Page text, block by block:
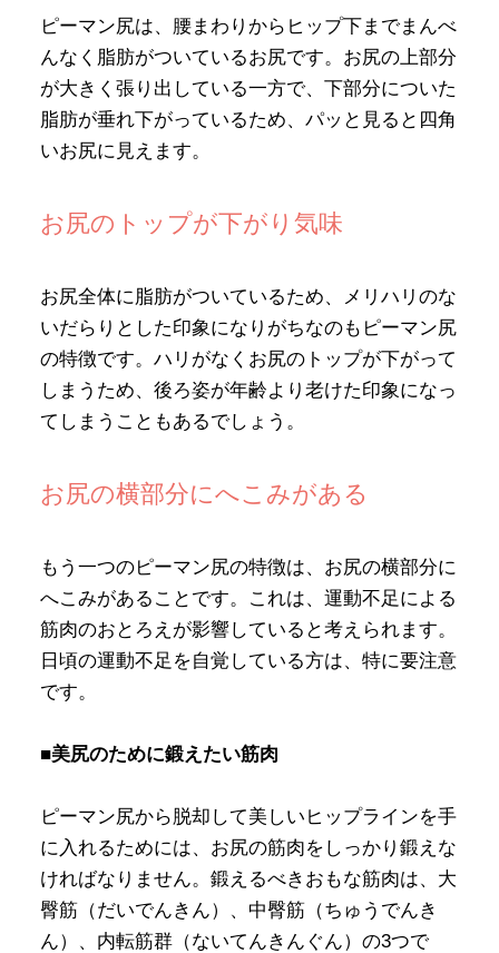
ピーマン尻は、腰まわりからヒップ下までまんべ
んなく脂肪がついているお尻です。お尻の上部分
が大きく張り出している一方で、下部分についた
脂肪が垂れ下がっているため、パッと見ると四角
いお尻に見えます。
お尻のトップが下がり気味
お尻全体に脂肪がついているため、メリハリのな
いだらりとした印象になりがちなのもピーマン尻
の特徴です。ハリがなくお尻のトップが下がって
しまうため、後ろ姿が年齢より老けた印象になっ
てしまうこともあるでしょう。
お尻の横部分にへこみがある
もう一つのピーマン尻の特徴は、お尻の横部分に
へこみがあることです。これは、運動不足による
筋肉のおとろえが影響していると考えられます。
日頃の運動不足を自覚している方は、特に要注意
です。
■美尻のために鍛えたい筋肉
ピーマン尻から脱却して美しいヒップラインを手
に入れるためには、お尻の筋肉をしっかり鍛えな
ければなりません。鍛えるべきおもな筋肉は、大
臀筋（だいでんきん）、中臀筋（ちゅうでんき
ん）、内転筋群（ないてんきんぐん）の3つで